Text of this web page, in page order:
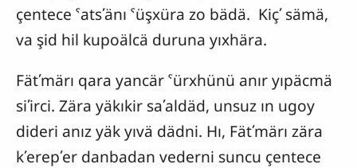
çentece ˁatsʹänı ˁüşxüra zo bädä. Kiçʹ sämä,
va şid hil kupoälcä duruna yıxhära.
Fätʹmärı qara yancär ˁürxhünü anır yıpäcmä
siʹirci. Zära yäkıkir saʹaldäd, unsuz ın ugoy
dideri anız yäk yıvä dädni. Hı, Fätʹmärı zära
kʹerepʹer danbadan vederni suncu çentece